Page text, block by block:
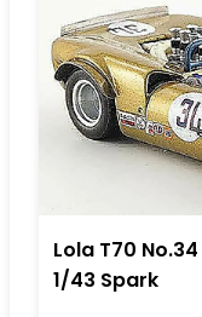
Lola T70
1/43 Spark